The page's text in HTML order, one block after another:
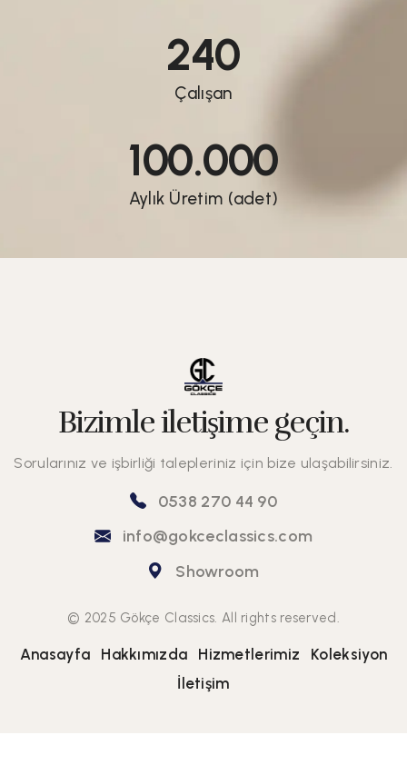
240
Çalışan
100.000
Aylık Üretim (adet)
Bizimle iletişime geçin.
Sorularınız ve işbirliği talepleriniz için bize ulaşabilirsiniz.
0538 270 44 90
info@gokceclassics.com
Showroom
© 2025 Gökçe Classics. All rights reserved.
Anasayfa Hakkımızda Hizmetlerimiz
Koleksiyon
İletişim